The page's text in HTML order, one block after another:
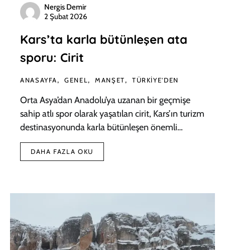
Nergis Demir
2 Şubat 2026
Kars’ta karla bütünleşen ata
sporu: Cirit
ANASAYFA GENEL MANŞET TÜRKIYE'DEN
Orta Asya’dan Anadolu’ya uzanan bir geçmişe
sahip atlı spor olarak yaşatılan cirit, Kars’ın turizm
destinasyonunda karla bütünleşen önemli…
DAHA FAZLA OKU